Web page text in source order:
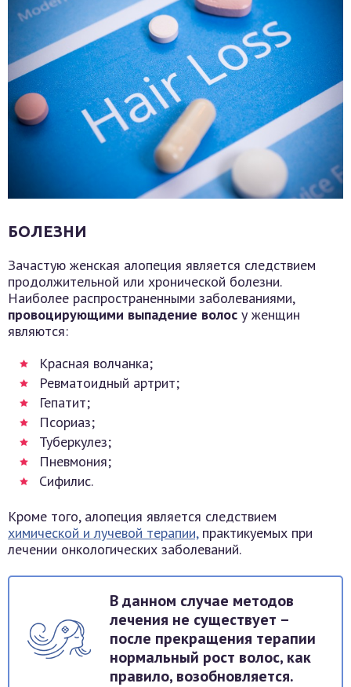
БОЛЕЗНИ
Зачастую женская алопеция является следствием
продолжительной или хронической болезни.
Наиболее распространенными заболеваниями,
провоцирующими выпадение волос у женщин
являются:
Красная волчанка;
Ревматоидный артрит;
Гепатит;
Псориаз;
Туберкулез;
Пневмония;
Сифилис.
Кроме того, алопеция является следствием
химической и лучевой терапии,практикуемых при
лечении онкологических заболеваний.
В данном случае методов
лечения не существует –
после прекращения терапии
нормальный рост волос, как
правило, возобновляется.